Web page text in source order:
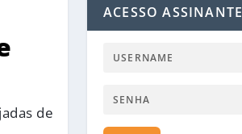
de
ACESSO ASSINANTE